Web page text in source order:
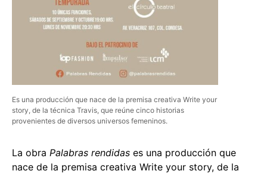
Es una producción que nace de la premisa creativa Write your
story, de la técnica Travis, que reúne cinco historias
provenientes de diversos universos femeninos.
La obra Palabras rendidas es una producción que
nace de la premisa creativa Write your story, de la